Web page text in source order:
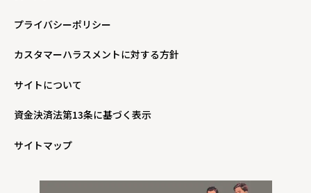
プライバシーポリシー
カスタマーハラスメントに対する方針
サイトについて
資金決済法第13条に基づく表示
サイトマップ